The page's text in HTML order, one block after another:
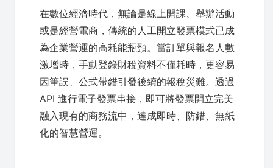
在數位經濟時代，無論是線上開課、舉辦活動
或是經營電商，傳統的人工開立發票模式已成
為企業營運的高耗能瓶頸。當訂單與報名人數
激增時，手動登錄財稅資料不僅耗時，更容易
因筆誤、公式帶錯引發後續的報稅災難。透過
API 進行電子發票串接，即可將發票開立完美
融入現有的商務流中，達成即時、防錯、無紙
化的智慧營運。